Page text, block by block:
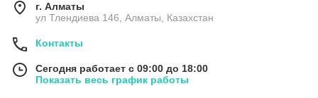
г. Алматы
ул Тлендиева 146, Алматы, Казахстан
Контакты
Сегодня работает с 09:00 до 18:00
Показать весь график работы